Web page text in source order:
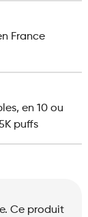
France
en 10 ou
puffs
Ce produit